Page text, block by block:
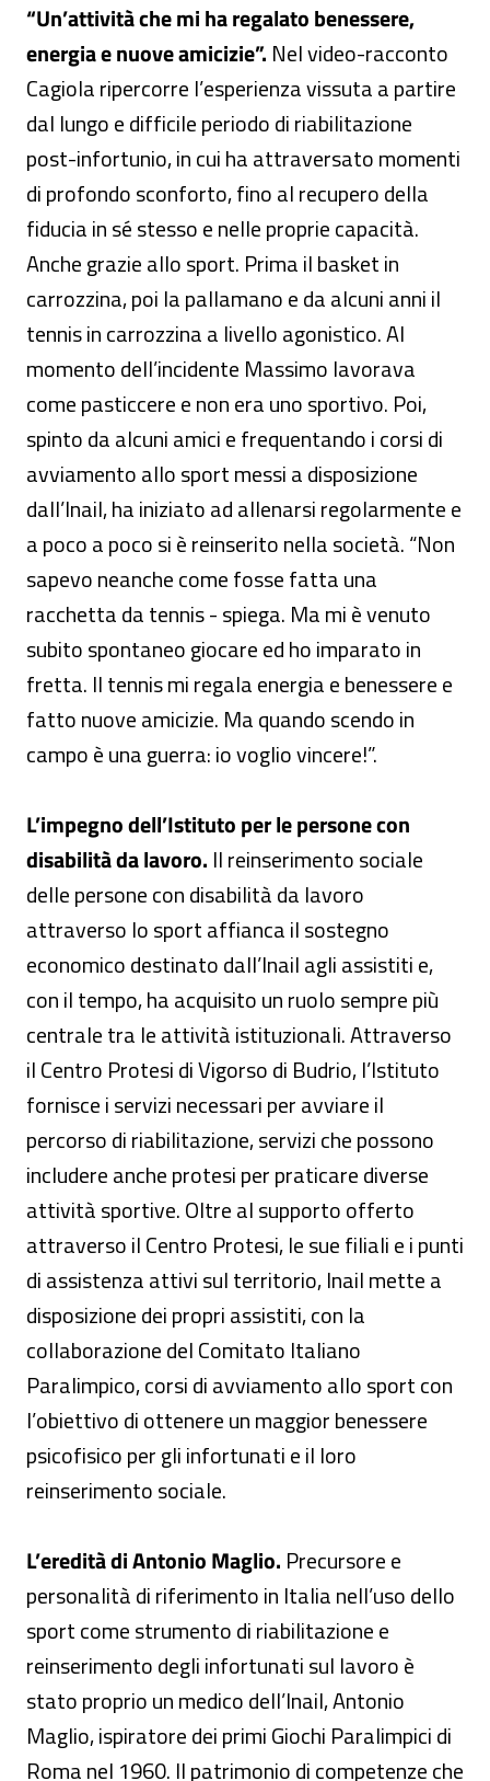
“Un’attività che mi ha regalato benessere,
energia e nuove amicizie”. Nel video-racconto
Cagiola ripercorre l’esperienza vissuta a partire
dal lungo e difficile periodo di riabilitazione
post-infortunio, in cui ha attraversato momenti
di profondo sconforto, fino al recupero della
fiducia in sé stesso e nelle proprie capacità.
Anche grazie allo sport. Prima il basket in
carrozzina, poi la pallamano e da alcuni anni il
tennis in carrozzina a livello agonistico. Al
momento dell’incidente Massimo lavorava
come pasticcere e non era uno sportivo. Poi,
spinto da alcuni amici e frequentando i corsi di
avviamento allo sport messi a disposizione
dall’Inail, ha iniziato ad allenarsi regolarmente e
a poco a poco si è reinserito nella società. “Non
sapevo neanche come fosse fatta una
racchetta da tennis - spiega. Ma mi è venuto
subito spontaneo giocare ed ho imparato in
fretta. Il tennis mi regala energia e benessere e
fatto nuove amicizie. Ma quando scendo in
campo è una guerra: io voglio vincere!”.
L’impegno dell’Istituto per le persone con
disabilità da lavoro. Il reinserimento sociale
delle persone con disabilità da lavoro
attraverso lo sport affianca il sostegno
economico destinato dall’Inail agli assistiti e,
con il tempo, ha acquisito un ruolo sempre più
centrale tra le attività istituzionali. Attraverso
il Centro Protesi di Vigorso di Budrio, l’Istituto
fornisce i servizi necessari per avviare il
percorso di riabilitazione, servizi che possono
includere anche protesi per praticare diverse
attività sportive. Oltre al supporto offerto
attraverso il Centro Protesi, le sue filiali e i punti
di assistenza attivi sul territorio, Inail mette a
disposizione dei propri assistiti, con la
collaborazione del Comitato Italiano
Paralimpico, corsi di avviamento allo sport con
l’obiettivo di ottenere un maggior benessere
psicofisico per gli infortunati e il loro
reinserimento sociale.
L’eredità di Antonio Maglio. Precursore e
personalità di riferimento in Italia nell’uso dello
sport come strumento di riabilitazione e
reinserimento degli infortunati sul lavoro è
stato proprio un medico dell’Inail, Antonio
Maglio, ispiratore dei primi Giochi Paralimpici di
Roma nel 1960. Il patrimonio di competenze che